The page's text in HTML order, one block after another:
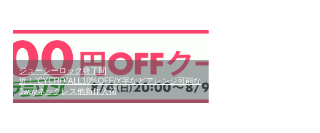
ジューシーロック終了間
近！”CYCRO”ALL10%OFF/Y字などアレンジ可能な
3wayネックレス他新作入荷